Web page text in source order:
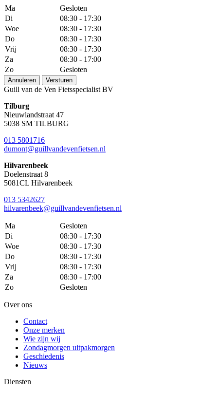
Ma
Gesloten
Di
08:30 - 17:30
Woe
08:30 - 17:30
Do
08:30 - 17:30
Vrij
08:30 - 17:30
Za
08:30 - 17:00
Zo
Gesloten
Annuleren Versturen
Guill van de Ven Fietsspecialist BV
Tilburg
Nieuwlandstraat 47
5038 SM TILBURG
013 5801716
dumont@guillvandevenfietsen.nl
Hilvarenbeek
Doelenstraat 8
5081CL Hilvarenbeek
013 5342627
hilvarenbeek@guillvandevenfietsen.nl
Ma
Gesloten
Di
08:30 - 17:30
Woe
08:30 - 17:30
Do
08:30 - 17:30
Vrij
08:30 - 17:30
Za
08:30 - 17:00
Zo
Gesloten
Over ons
Contact
Onze merken
Wie zijn wij
Zondagmorgen uitpakmorgen
Geschiedenis
Nieuws
Diensten